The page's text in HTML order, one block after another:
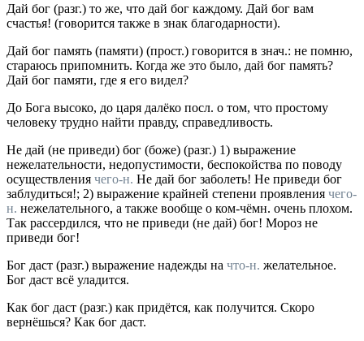
Дай бог (разг.) то же, что дай бог каждому. Дай бог вам
счастья! (говорится также в знак благодарности).
Дай бог память (памяти) (прост.) говорится в знач.: не помню,
стараюсь припомнить. Когда же это было, дай бог память?
Дай бог памяти, где я его видел?
До Бога высоко, до царя далёко посл. о том, что простому
человеку трудно найти правду, справедливость.
Не дай (не приведи) бог (боже) (разг.) 1) выражение
нежелательности, недопустимости, беспокойства по поводу
осуществления чего-н. Не дай бог заболеть! Не приведи бог
заблудиться!; 2) выражение крайней степени проявления чего-
н. нежелательного, а также вообще о ком-чёмн. очень плохом.
Так рассердился, что не приведи (не дай) бог! Мороз не
приведи бог!
Бог даст (разг.) выражение надежды на что-н. желательное.
Бог даст всё уладится.
Как бог даст (разг.) как придётся, как получится. Скоро
вернёшься? Как бог даст.